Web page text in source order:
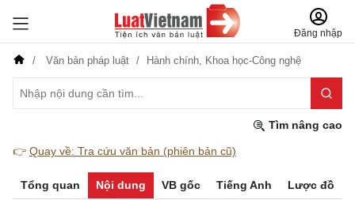
Đăng nhập
Văn bản pháp luật Hành chính, Khoa học-Công nghệ
Tìm nâng cao
👉 Quay về: Tra cứu văn bản (phiên bản cũ)
Tổng quan Nội dung VB gốc Tiếng Anh Lược đồ